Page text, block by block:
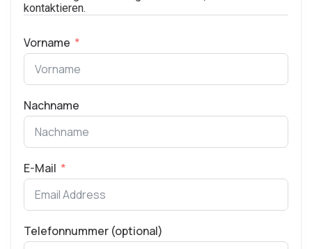
kontaktieren.
Vorname
Nachname
E-Mail
Telefonnummer (optional)